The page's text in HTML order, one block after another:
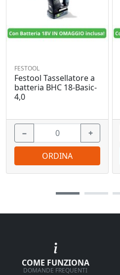
FESTOOL
Festool Tassellatore a
batteria BHC 18-Basic-
4,0
− +
ORDINA
COME FUNZIONA
DOMANDE FREQUENTI